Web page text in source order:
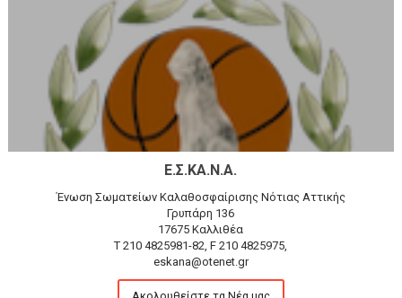
Ε.Σ.ΚΑ.Ν.Α.
Ένωση Σωματείων Καλαθοσφαίρισης Νότιας Αττικής
Γρυπάρη 136
17675 Καλλιθέα
T 210 4825981-82, F 210 4825975,
eskana@otenet.gr